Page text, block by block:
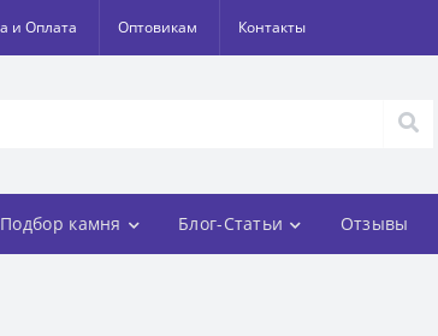
и Оплата Оптовикам Контакты
Подбор камня Блог-Статьи Отзывы